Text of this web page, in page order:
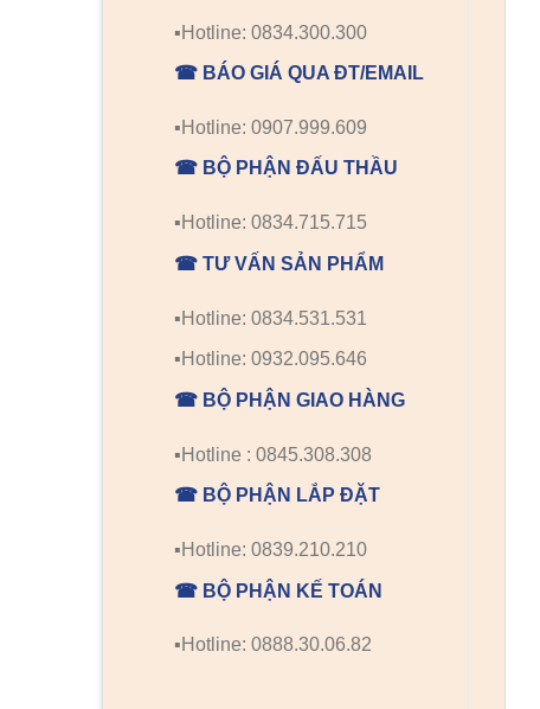
▪️Hotline: 0834.300.300
☎ BÁO GIÁ QUA ĐT/EMAIL
▪️Hotline: 0907.999.609
☎ BỘ PHẬN ĐẤU THẦU
▪️Hotline: 0834.715.715
☎ TƯ VẤN SẢN PHẨM
▪️Hotline: 0834.531.531
▪️Hotline: 0932.095.646
☎ BỘ PHẬN GIAO HÀNG
▪️Hotline : 0845.308.308
☎ BỘ PHẬN LẮP ĐẶT
▪️Hotline: 0839.210.210
☎ BỘ PHẬN KẾ TOÁN
▪️Hotline: 0888.30.06.82